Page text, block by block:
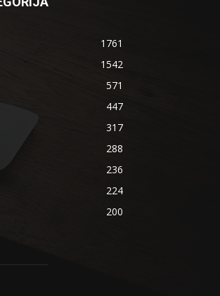
1761
1542
571
447
317
288
236
224
200